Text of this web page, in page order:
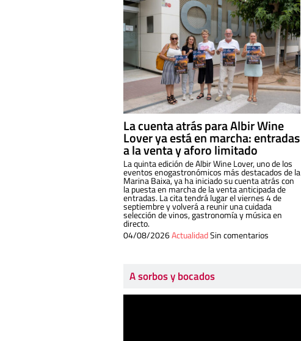
La cuenta atrás para Albir Wine
Lover ya está en marcha: entradas
a la venta y aforo limitado
La quinta edición de Albir Wine Lover, uno de los
eventos enogastronómicos más destacados de la
Marina Baixa, ya ha iniciado su cuenta atrás con
la puesta en marcha de la venta anticipada de
entradas. La cita tendrá lugar el viernes 4 de
septiembre y volverá a reunir una cuidada
selección de vinos, gastronomía y música en
directo.
04/08/2026ActualidadSin comentarios
A sorbos y bocados